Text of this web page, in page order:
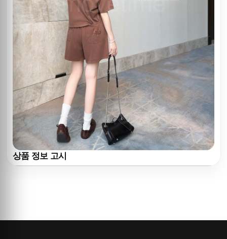
상품 정보 고시